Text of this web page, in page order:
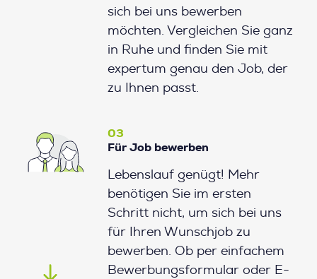
sich bei uns bewerben
möchten. Vergleichen Sie ganz
in Ruhe und finden Sie mit
expertum genau den Job, der
zu Ihnen passt.
03
Für Job bewerben
Lebenslauf genügt! Mehr
benötigen Sie im ersten
Schritt nicht, um sich bei uns
für Ihren Wunschjob zu
bewerben. Ob per einfachem
Bewerbungsformular oder E-